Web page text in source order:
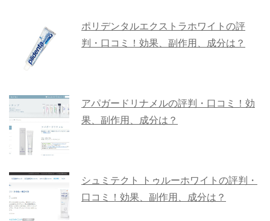
ポリデンタルエクストラホワイトの評
判・口コミ！効果、副作用、成分は？
アパガードリナメルの評判・口コミ！効
果、副作用、成分は？
シュミテクト トゥルーホワイトの評判・
口コミ！効果、副作用、成分は？